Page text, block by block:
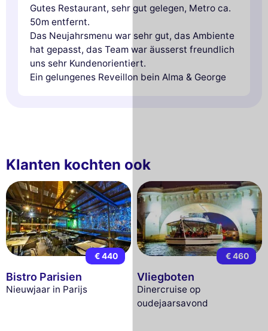
Gutes Restaurant, sehr gut gelegen, Metro ca.
50m entfernt.
Das Neujahrsmenu war sehr gut, das Ambiente
hat gepasst, das Team war äusserst freundlich
uns sehr Kundenorientiert.
Ein gelungenes Reveillon bein Alma & George
Klanten kochten ook
€ 440
Bistro Parisien
Nieuwjaar in Parijs
€ 460
Vliegboten
Dinercruise op
oudejaarsavond